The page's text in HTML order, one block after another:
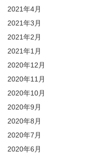
2021年4月
2021年3月
2021年2月
2021年1月
2020年12月
2020年11月
2020年10月
2020年9月
2020年8月
2020年7月
2020年6月